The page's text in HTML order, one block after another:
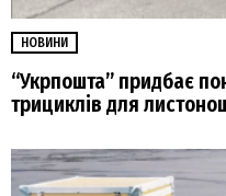
НОВИНИ
“Укрпошта” придбає
трициклів для